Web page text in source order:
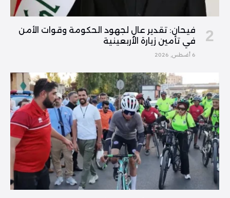
فیحان: تقدير عالٍ لجهود الحكومة وقوات الأمن
في تأمين زيارة الأربعينية
6 أغسطس, 2026